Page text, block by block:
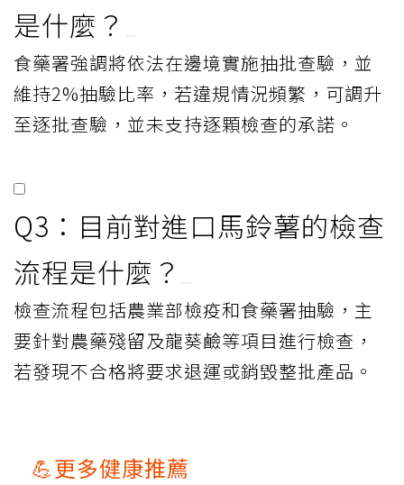
是什麼？
食藥署強調將依法在邊境實施抽批查驗，並
維持2%抽驗比率，若違規情況頻繁，可調升
至逐批查驗，並未支持逐顆檢查的承諾。
Q3：目前對進口馬鈴薯的檢查
流程是什麼？
檢查流程包括農業部檢疫和食藥署抽驗，主
要針對農藥殘留及龍葵鹼等項目進行檢查，
若發現不合格將要求退運或銷毀整批產品。
💪更多健康推薦